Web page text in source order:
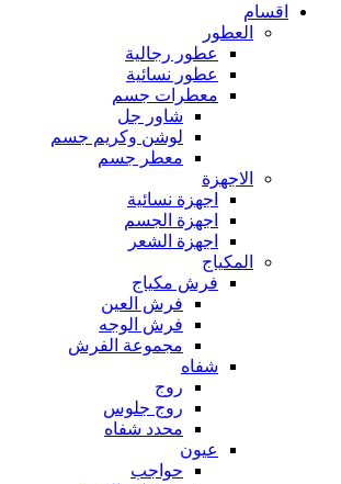
اقسام
العطور
عطور رجالية
عطور نسائية
معطرات جسم
شاور جل
لوشن وكريم جسم
معطر جسم
الاجهزة
اجهزة نسائية
اجهزة الجسم
اجهزة الشعر
المكياج
فرش مكياج
فرش العين
فرش الوجه
مجموعة الفرش
شفاه
روج
روج جلوس
محدد شفاه
عيون
حواجب